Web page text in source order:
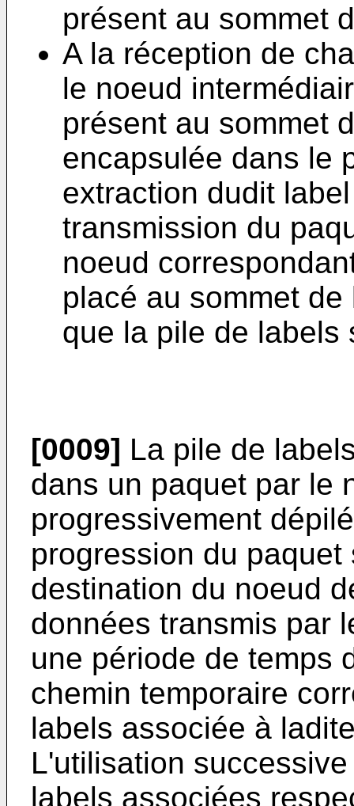
présent au sommet
A la réception de
le noeud
présent au sommet
encapsulée dans le
extraction dudit
transmission du
noeud
placé au sommet
que la pile de labels
[0009] La pile de
dans un paquet par le
progressivement
progression du
destination du noeud
données transmis par
une période de temps
chemin temporaire
labels associée à
L'utilisation
labels associées